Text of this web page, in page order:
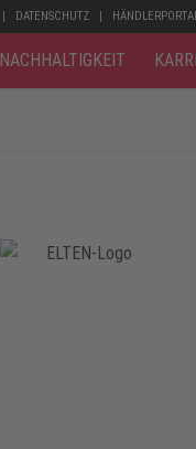
DATENSCHUTZ
NACHHALTIGKEIT